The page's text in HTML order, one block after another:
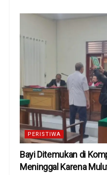
PERISTIWA
Bayi Ditemukan di
Meninggal Karena